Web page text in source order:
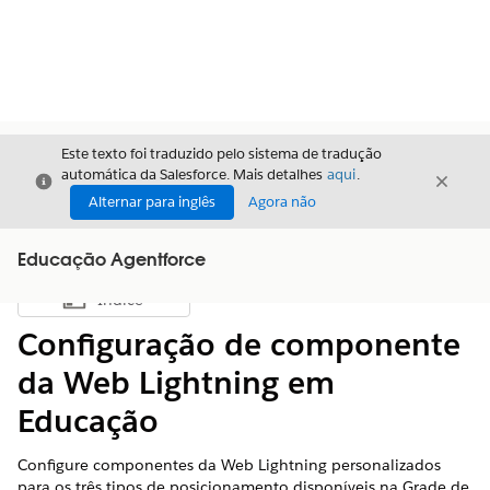
Fechar
Este texto foi traduzido pelo sistema de tradução
automática da Salesforce. Mais detalhes aqui.
Alternar para inglês
Agora não
Fechar
Educação Agentforce
Mostrar índice
Índice
Configuração de componente
da Web Lightning em
Educação
Configure componentes da Web Lightning personalizados